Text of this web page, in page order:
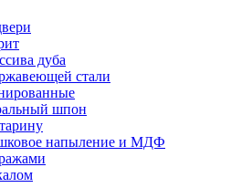
дуба
стали
шпон
напыление и МДФ